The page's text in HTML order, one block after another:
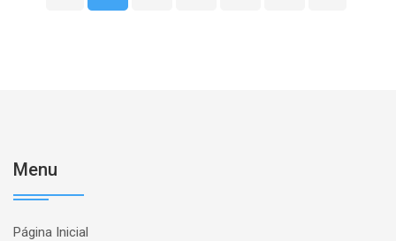
Menu
Página Inicial